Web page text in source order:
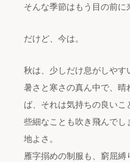
そんな季節はもう目の前に
だけど、今は。
秋は、少しだけ息がしやす
暑さと寒さの真ん中で、
ば、それは気持ちの良いこ
些細なことも吹き飛んで
地よさ。
雁字搦めの制服も、窮屈